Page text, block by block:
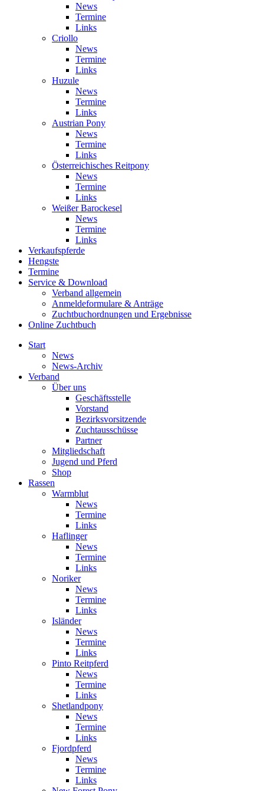
News
Termine
Links
Criollo
News
Termine
Links
Huzule
News
Termine
Links
Austrian Pony
News
Termine
Links
Österreichisches Reitpony
News
Termine
Links
Weißer Barockesel
News
Termine
Links
Verkaufspferde
Hengste
Termine
Service & Download
Verband allgemein
Anmeldeformulare & Anträge
Zuchtbuchordnungen und Ergebnisse
Online Zuchtbuch
Start
News
News-Archiv
Verband
Über uns
Geschäftsstelle
Vorstand
Bezirksvorsitzende
Zuchtausschüsse
Partner
Mitgliedschaft
Jugend und Pferd
Shop
Rassen
Warmblut
News
Termine
Links
Haflinger
News
Termine
Links
Noriker
News
Termine
Links
Isländer
News
Termine
Links
Pinto Reitpferd
News
Termine
Links
Shetlandpony
News
Termine
Links
Fjordpferd
News
Termine
Links